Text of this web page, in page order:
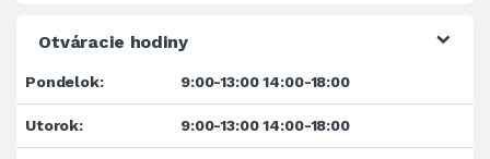
Otváracie hodiny
Pondelok: 9:00-13:00 14:00-18:00
Utorok: 9:00-13:00 14:00-18:00